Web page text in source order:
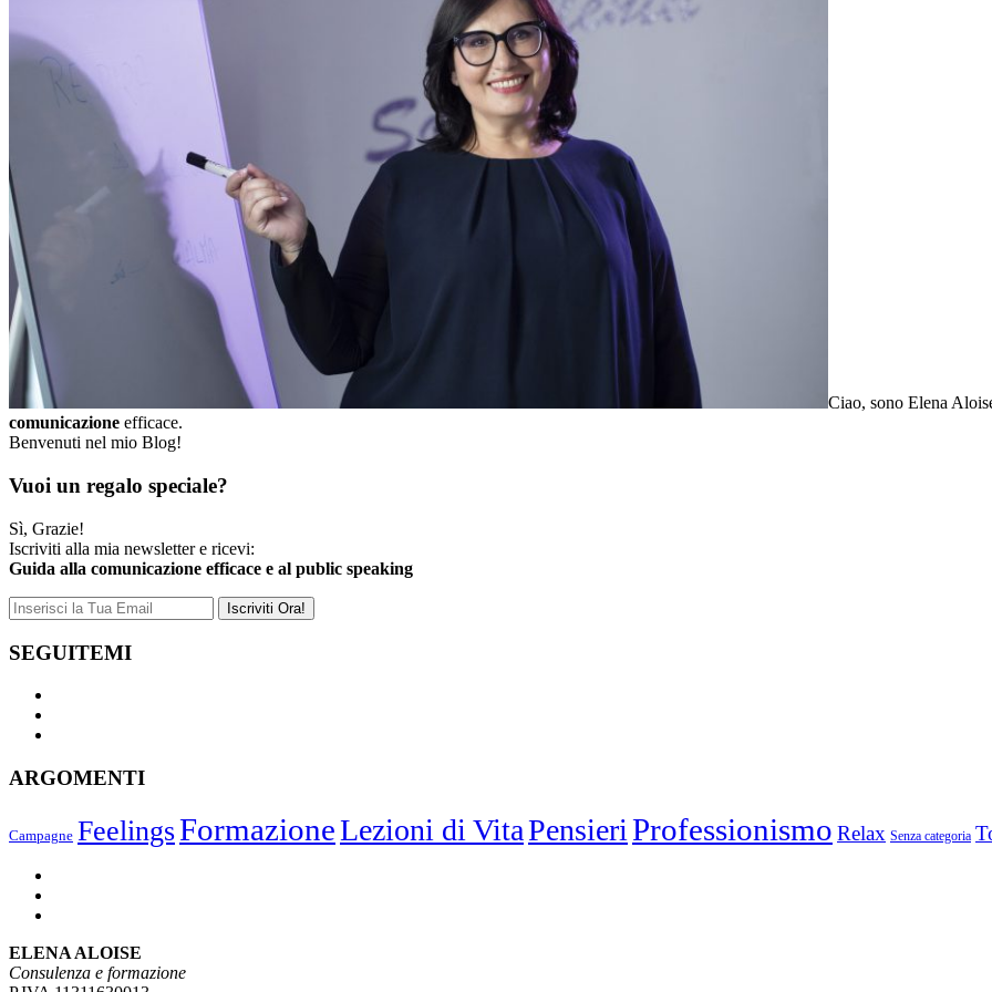
Ciao, sono Elena
comunicazione efficace.
Benvenuti nel mio Blog!
Vuoi un regalo speciale?
Sì, Grazie!
Iscriviti alla mia newsletter e ricevi:
Guida alla comunicazione efficace e al public speaking
SEGUITEMI
ARGOMENTI
Campagne FeelingsFormazioneLezioni di VitaPensieriProfessionismo Relax Senza categoria
ELENA ALOISE
Consulenza e formazione